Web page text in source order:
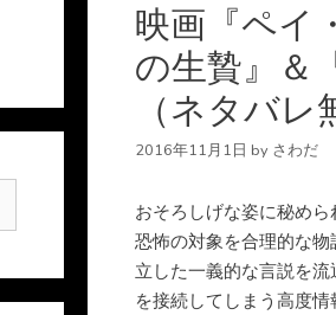
映画『ペイ
の生贄』＆
（ネタバレ
2016年11月1日 by さわだ
おそろしげな姿に秘めら
恐怖の対象を合理的な
立した一義的な言説を
を接続してしまう高度